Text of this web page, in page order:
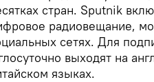
стран. Sputnik
радиовещание,
сетях. Для
выходят на
языках.